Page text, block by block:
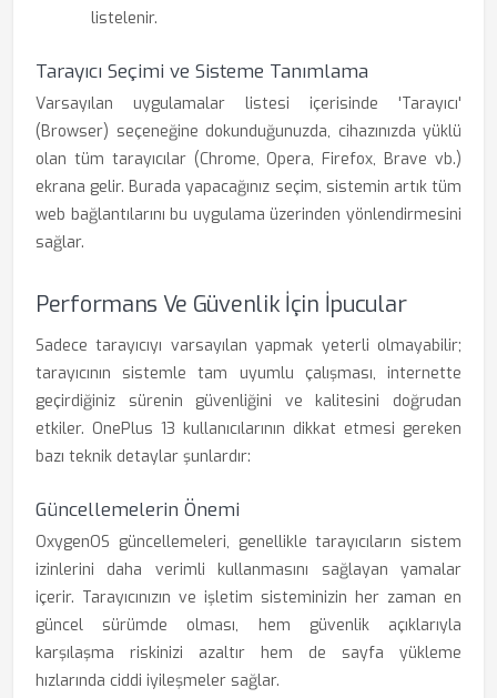
listelenir.
Tarayıcı Seçimi ve Sisteme Tanımlama
Varsayılan uygulamalar listesi içerisinde 'Tarayıcı'
(Browser) seçeneğine dokunduğunuzda, cihazınızda yüklü
olan tüm tarayıcılar (Chrome, Opera, Firefox, Brave vb.)
ekrana gelir. Burada yapacağınız seçim, sistemin artık tüm
web bağlantılarını bu uygulama üzerinden yönlendirmesini
sağlar.
Performans Ve Güvenlik İçin İpucular
Sadece tarayıcıyı varsayılan yapmak yeterli olmayabilir;
tarayıcının sistemle tam uyumlu çalışması, internette
geçirdiğiniz sürenin güvenliğini ve kalitesini doğrudan
etkiler. OnePlus 13 kullanıcılarının dikkat etmesi gereken
bazı teknik detaylar şunlardır:
Güncellemelerin Önemi
OxygenOS güncellemeleri, genellikle tarayıcıların sistem
izinlerini daha verimli kullanmasını sağlayan yamalar
içerir. Tarayıcınızın ve işletim sisteminizin her zaman en
güncel sürümde olması, hem güvenlik açıklarıyla
karşılaşma riskinizi azaltır hem de sayfa yükleme
hızlarında ciddi iyileşmeler sağlar.